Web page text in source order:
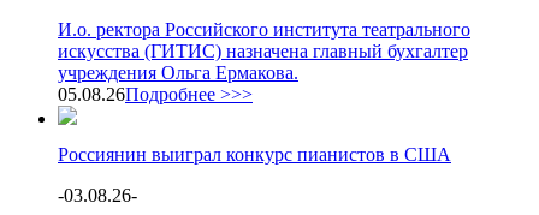
И.о. ректора Российского института театрального
искусства (ГИТИС) назначена главный бухгалтер
учреждения Ольга Ермакова.
05.08.26Подробнее >>>
Россиянин выиграл конкурс пианистов в США
-03.08.26-